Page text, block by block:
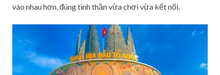
vào nhau hơn, đúng tinh thần vừa chơi vừa kết nối.